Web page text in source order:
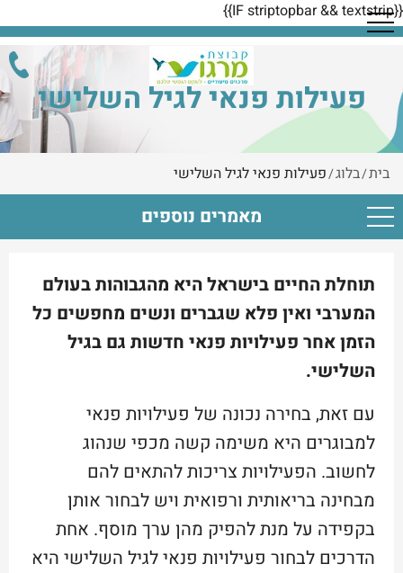
{{IF striptopbar && textstrip}}
פעילות פנאי לגיל השלישי
בית/בלוג/פעילות פנאי לגיל השלישי
מאמרים נוספים
תוחלת החיים בישראל היא מהגבוהות בעולם
המערבי ואין פלא שגברים ונשים מחפשים כל
הזמן אחר פעילויות פנאי חדשות גם בגיל
השלישי.
עם זאת, בחירה נכונה של פעילויות פנאי
למבוגרים היא משימה קשה מכפי שנהוג
לחשוב. הפעילויות צריכות להתאים להם
מבחינה בריאותית ורפואית ויש לבחור אותן
בקפידה על מנת להפיק מהן ערך מוסף. אחת
הדרכים לבחור פעילויות פנאי לגיל השלישי היא